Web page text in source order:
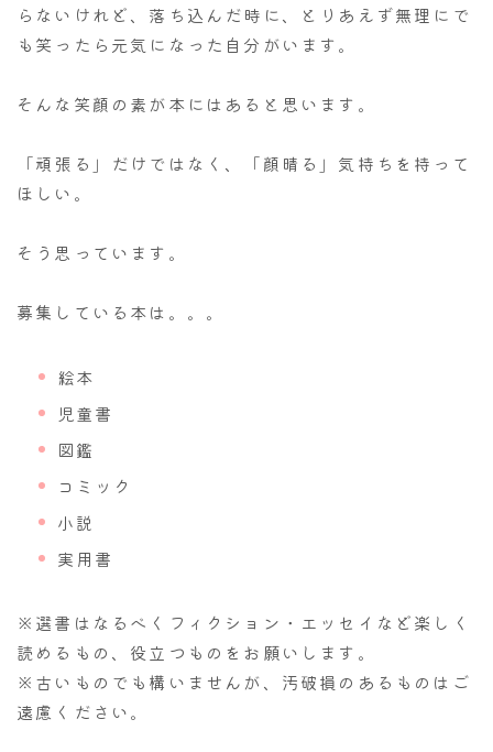
らないけれど、落ち込んだ時に、とりあえず無理にで
も笑ったら元気になった自分がいます。
そんな笑顔の素が本にはあると思います。
「頑張る」だけではなく、「顔晴る」気持ちを持って
ほしい。
そう思っています。
募集している本は。。。
絵本
児童書
図鑑
コミック
小説
実用書
※選書はなるべくフィクション・エッセイなど楽しく
読めるもの、役立つものをお願いします。
※古いものでも構いませんが、汚破損のあるものはご
遠慮ください。